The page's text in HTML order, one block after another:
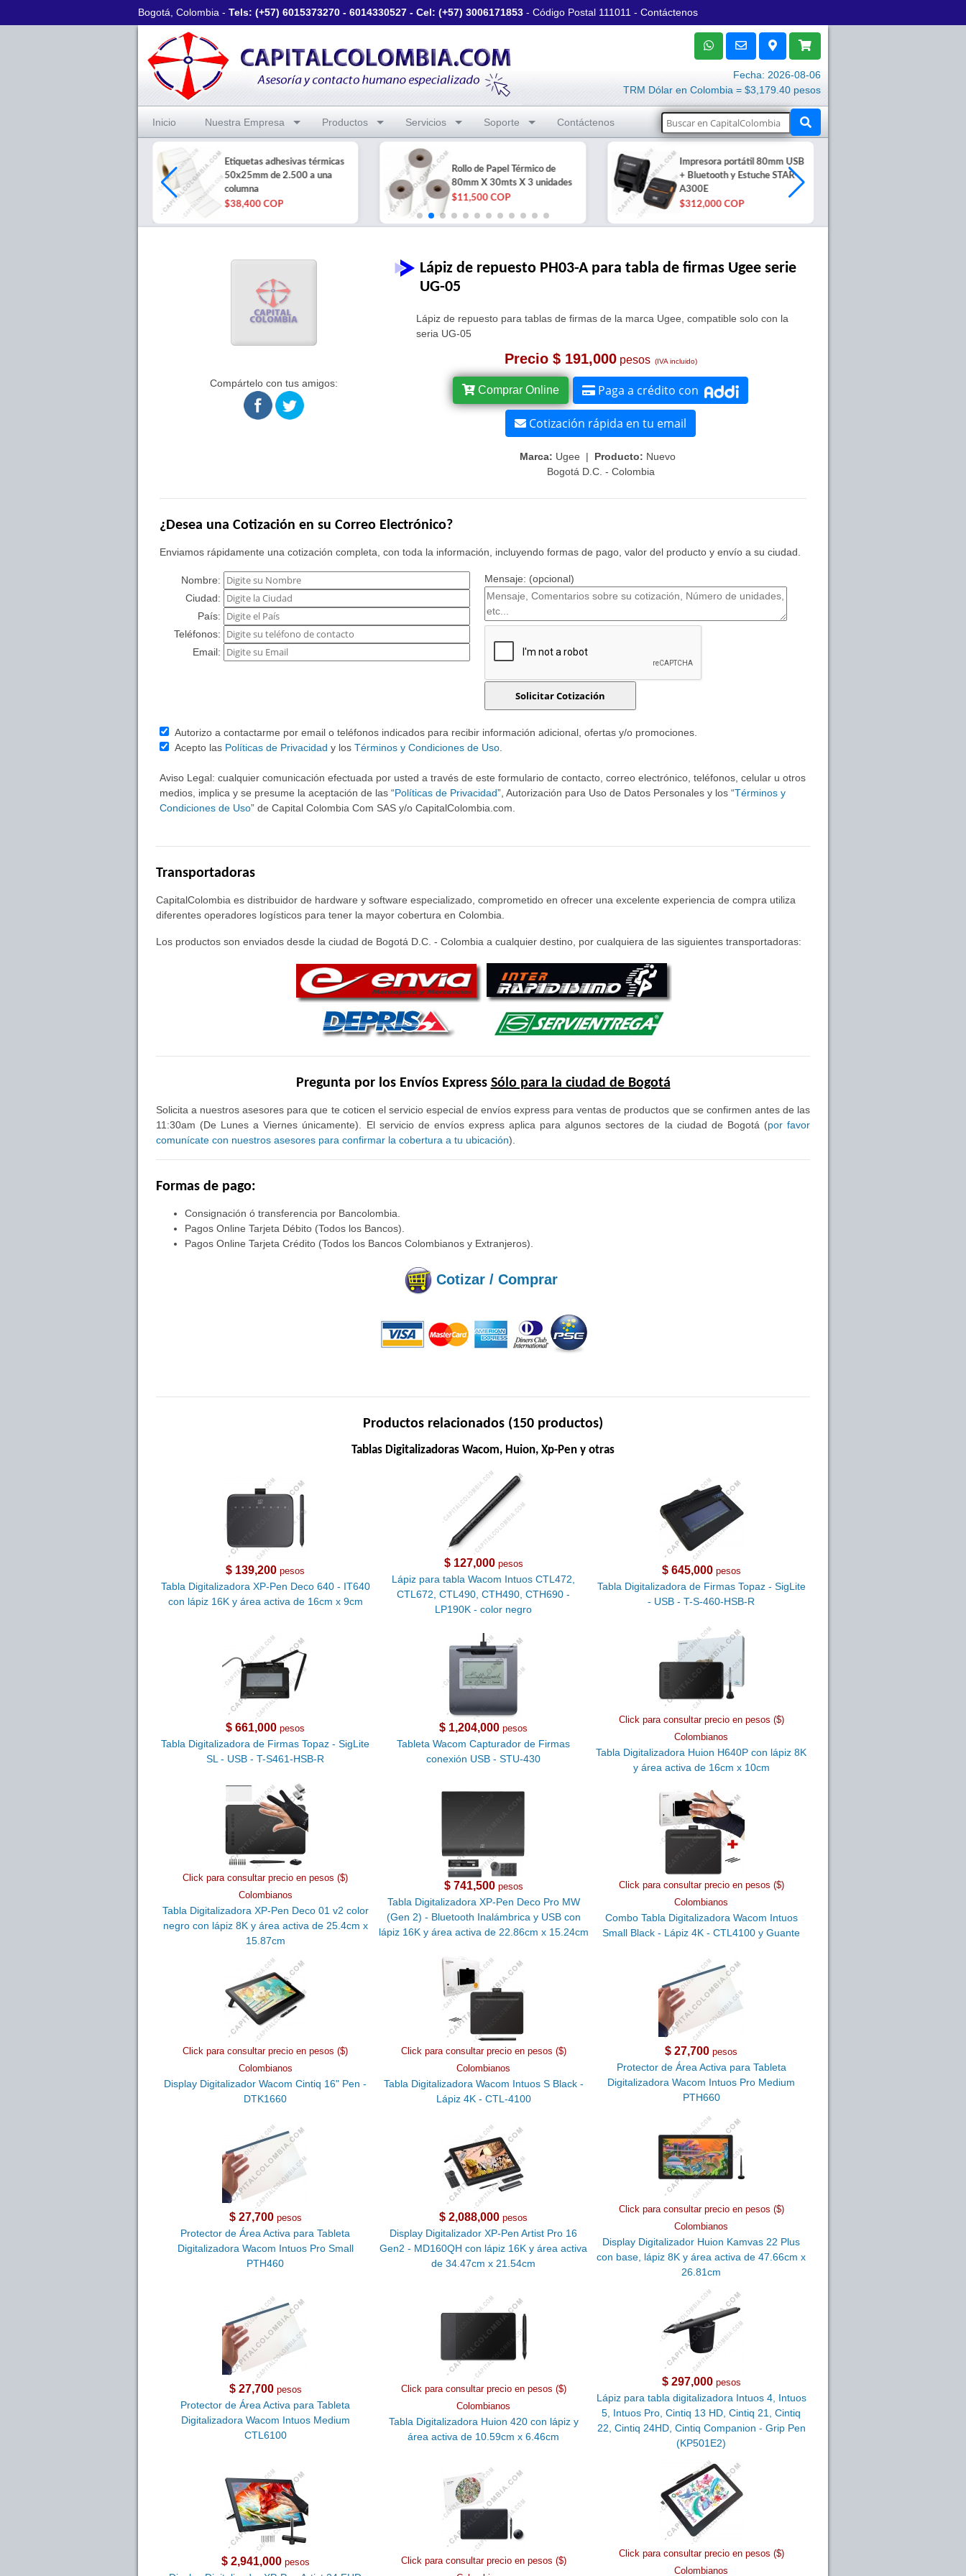
Bogotá, Colombia - Tels: (+57) 6015373270 - 6014330527 - Cel: (+57) 3006171853 - Código Postal 111011 - Contáctenos
Fecha: 2026-08-06
TRM Dólar en Colombia = $3,179.40 pesos
Inicio Nuestra Empresa Productos Servicios Soporte Contáctenos
Etiquetas adhesivas térmicas
50x25mm de 2.500 a una
columna
$38,400 COP
Rollo de Papel Térmico de
80mm X 30mts X 3 unidades
$11,500 COP
Impresora portátil 80mm USB
+ Bluetooth y Estuche STAR-
A300E
$312,000 COP
Compártelo con tus amigos:
Lápiz de repuesto PH03-A para tabla de firmas Ugee serie
UG-05
Lápiz de repuesto para tablas de firmas de la marca Ugee, compatible solo con la
seria UG-05
Precio $ 191,000pesos (IVA incluido)
Comprar Online Paga a crédito con
Cotización rápida en tu email
Marca: Ugee | Producto: Nuevo
Bogotá D.C. - Colombia
¿Desea una Cotización en su Correo Electrónico?
Enviamos rápidamente una cotización completa, con toda la información, incluyendo formas de pago, valor del producto y envío a su ciudad.
Nombre:
Ciudad:
País:
Teléfonos:
Email:
Mensaje: (opcional)
Autorizo a contactarme por email o teléfonos indicados para recibir información adicional, ofertas y/o promociones.
Acepto las Políticas de Privacidad y los Términos y Condiciones de Uso
Aviso Legal: cualquier comunicación efectuada por usted a través de este formulario de contacto, correo electrónico, teléfonos, celular u otros
medios, implica y se presume la aceptación de las “Políticas de Privacidad”, Autorización para Uso de Datos Personales y los “Términos y
Condiciones de Uso” de Capital Colombia Com SAS y/o CapitalColombia.com.
Transportadoras
CapitalColombia es distribuidor de hardware y software especializado, comprometido en ofrecer una excelente experiencia de compra utiliza
diferentes operadores logísticos para tener la mayor cobertura en Colombia.
Los productos son enviados desde la ciudad de Bogotá D.C. - Colombia a cualquier destino, por cualquiera de las siguientes transportadoras:
Pregunta por los Envíos Express Sólo para la ciudad de Bogotá
Solicita a nuestros asesores para que te coticen el servicio especial de envíos express para ventas de productos que se confirmen antes de las
11:30am (De Lunes a Viernes únicamente). El servicio de envíos express aplica para algunos sectores de la ciudad de Bogotá (por favor
comunícate con nuestros asesores para confirmar la cobertura a tu ubicación).
Formas de pago:
Consignación ó transferencia por Bancolombia.
Pagos Online Tarjeta Débito (Todos los Bancos).
Pagos Online Tarjeta Crédito (Todos los Bancos Colombianos y Extranjeros).
Cotizar / Comprar
Productos relacionados (150 productos)
Tablas Digitalizadoras Wacom, Huion, Xp-Pen y otras
$ 139,200 pesos
Tabla Digitalizadora XP-Pen Deco 640 - IT640
con lápiz 16K y área activa de 16cm x 9cm
$ 127,000pesos
Lápiz para tabla Wacom Intuos CTL472,
CTL672, CTL490, CTH490, CTH690 -
LP190K - color negro
$ 645,000pesos
Tabla Digitalizadora de Firmas Topaz - SigLite
- USB - T-S-460-HSB-R
$ 661,000 pesos
Tabla Digitalizadora de Firmas Topaz - SigLite
SL - USB - T-S461-HSB-R
$ 1,204,000 pesos
Tableta Wacom Capturador de Firmas
conexión USB - STU-430
Click para consultar precio en pesos ($)
Colombianos
Tabla Digitalizadora Huion H640P con lápiz 8K
y área activa de 16cm x 10cm
Click para consultar precio en pesos ($)
Colombianos
Tabla Digitalizadora XP-Pen Deco 01 v2 color
negro con lápiz 8K y área activa de 25.4cm x
15.87cm
$ 741,500pesos
Tabla Digitalizadora XP-Pen Deco Pro MW
(Gen 2) - Bluetooth Inalámbrica y USB con
lápiz 16K y área activa de 22.86cm x 15.24cm
Click para consultar precio en pesos ($)
Colombianos
Combo Tabla Digitalizadora Wacom Intuos
Small Black - Lápiz 4K - CTL4100 y Guante
Click para consultar precio en pesos ($)
Colombianos
Display Digitalizador Wacom Cintiq 16" Pen -
DTK1660
Click para consultar precio en pesos ($)
Colombianos
Tabla Digitalizadora Wacom Intuos S Black -
Lápiz 4K - CTL-4100
$ 27,700 pesos
Protector de Área Activa para Tableta
Digitalizadora Wacom Intuos Pro Medium
PTH660
$ 27,700pesos
Protector de Área Activa para Tableta
Digitalizadora Wacom Intuos Pro Small
PTH460
$ 2,088,000 pesos
Display Digitalizador XP-Pen Artist Pro 16
Gen2 - MD160QH con lápiz 16K y área activa
de 34.47cm x 21.54cm
Click para consultar precio en pesos ($)
Colombianos
Display Digitalizador Huion Kamvas 22 Plus
con base, lápiz 8K y área activa de 47.66cm x
26.81cm
$ 27,700pesos
Protector de Área Activa para Tableta
Digitalizadora Wacom Intuos Medium
CTL6100
Click para consultar precio en pesos ($)
Colombianos
Tabla Digitalizadora Huion 420 con lápiz y
área activa de 10.59cm x 6.46cm
$ 297,000pesos
Lápiz para tabla digitalizadora Intuos 4, Intuos
5, Intuos Pro, Cintiq 13 HD, Cintiq 21, Cintiq
22, Cintiq 24HD, Cintiq Companion - Grip Pen
(KP501E2)
$ 2,941,000pesos
Click para consultar precio en pesos ($)
Click para consultar precio en pesos ($)
Colombianos